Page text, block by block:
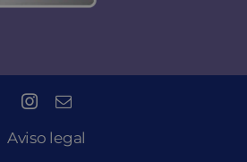
Aviso legal